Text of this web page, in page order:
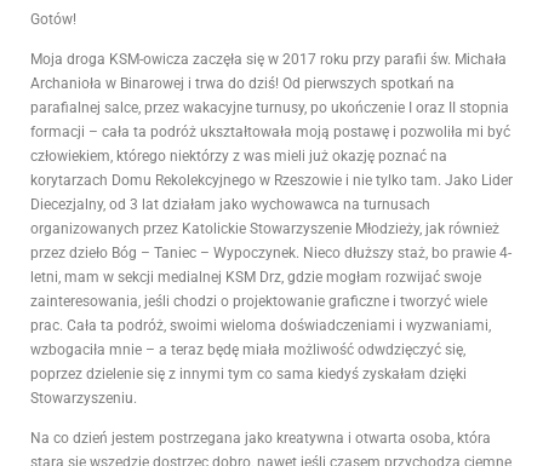
Gotów!
Moja droga KSM-owicza zaczęła się w 2017 roku przy parafii św. Michała
Archanioła w Binarowej i trwa do dziś! Od pierwszych spotkań na
parafialnej salce, przez wakacyjne turnusy, po ukończenie I oraz II stopnia
formacji – cała ta podróż ukształtowała moją postawę i pozwoliła mi być
człowiekiem, którego niektórzy z was mieli już okazję poznać na
korytarzach Domu Rekolekcyjnego w Rzeszowie i nie tylko tam. Jako Lider
Diecezjalny, od 3 lat działam jako wychowawca na turnusach
organizowanych przez Katolickie Stowarzyszenie Młodzieży, jak również
przez dzieło Bóg – Taniec – Wypoczynek. Nieco dłuższy staż, bo prawie 4-
letni, mam w sekcji medialnej KSM Drz, gdzie mogłam rozwijać swoje
zainteresowania, jeśli chodzi o projektowanie graficzne i tworzyć wiele
prac. Cała ta podróż, swoimi wieloma doświadczeniami i wyzwaniami,
wzbogaciła mnie – a teraz będę miała możliwość odwdzięczyć się,
poprzez dzielenie się z innymi tym co sama kiedyś zyskałam dzięki
Stowarzyszeniu.
Na co dzień jestem postrzegana jako kreatywna i otwarta osoba, która
stara się wszędzie dostrzec dobro, nawet jeśli czasem przychodzą ciemne